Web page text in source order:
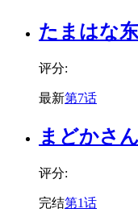
たまはな
评分:
最新第7话
まどかさ
评分:
完结第1话